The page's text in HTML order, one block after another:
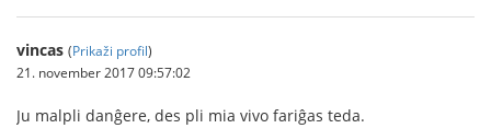
vincas (Prikaži profil)
21. november 2017 09:57:02
Ju malpli danĝere, des pli mia vivo fariĝas teda.